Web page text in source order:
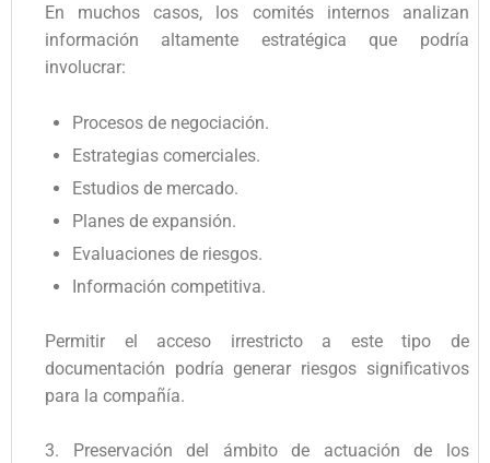
En muchos casos, los comités internos analizan
información altamente estratégica que podría
involucrar:
Procesos de negociación.
Estrategias comerciales.
Estudios de mercado.
Planes de expansión.
Evaluaciones de riesgos.
Información competitiva.
Permitir el acceso irrestricto a este tipo de
documentación podría generar riesgos significativos
para la compañía.
3. Preservación del ámbito de actuación de los